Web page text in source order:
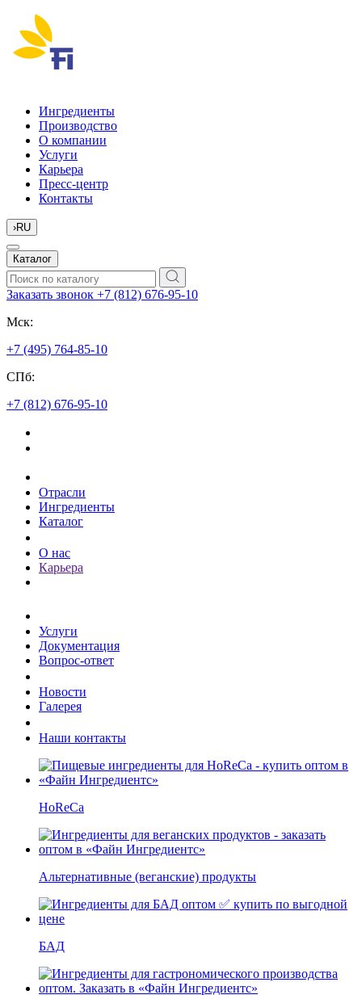
Ингредиенты
Производство
О компании
Услуги
Карьера
Пресс-центр
Контакты
›RU
Каталог
Заказать звонок +7 (812) 676-95-10
Мск:
+7 (495) 764-85-10
СПб:
+7 (812) 676-95-10
Отрасли
Ингредиенты
Каталог
О нас
Карьера
Услуги
Документация
Вопрос-ответ
Новости
Галерея
Наши контакты
HoReCa
Альтернативные (веганские) продукты
БАД